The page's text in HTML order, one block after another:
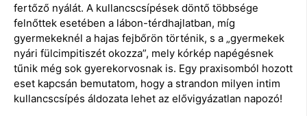
fertőző nyálát. A kullancscsípések döntő többsége
felnőttek esetében a lábon-térdhajlatban, míg
gyermekeknél a hajas fejbőrön történik, s a „gyermekek
nyári fülcimpitiszét okozza”, mely kórkép napégésnek
tűnik még sok gyerekorvosnak is. Egy praxisomból hozott
eset kapcsán bemutatom, hogy a strandon milyen intim
kullancscsípés áldozata lehet az elővigyázatlan napozó!